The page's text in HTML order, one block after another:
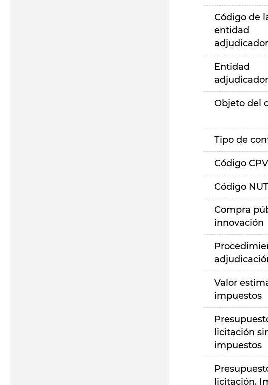
Código de
entidad
Entidad
Objeto del
Tipo de
Código CPV
Código
Compra
innovación
Valor
impuestos
licitación
impuestos
licitación.